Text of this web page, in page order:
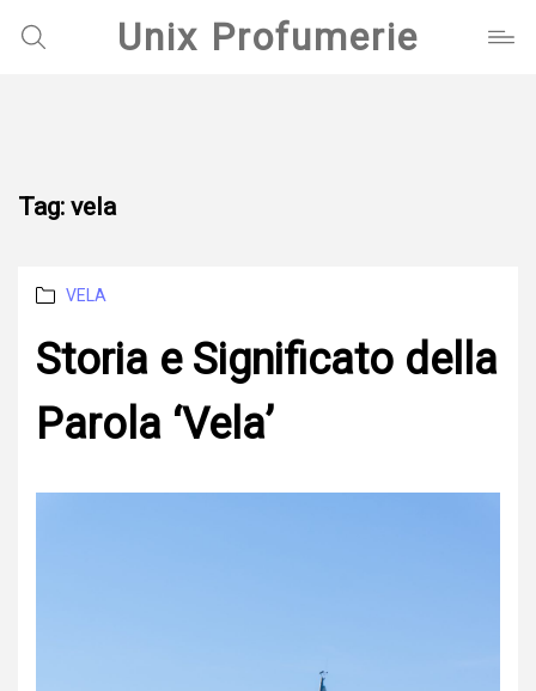
Unix Profumerie
Tag: vela
Categories
VELA
Storia e Significato della
Parola ‘Vela’